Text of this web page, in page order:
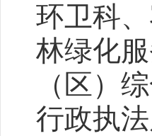
环卫科
林绿化
（区）
行政执